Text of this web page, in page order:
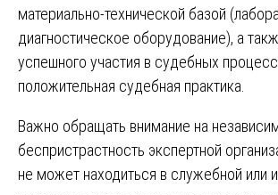
материально-технической базой
диагностическое оборудование), а
успешного участия в судебных
положительная судебная практика.
Важно обращать внимание на
беспристрастность экспертной
не может находиться в служебной или